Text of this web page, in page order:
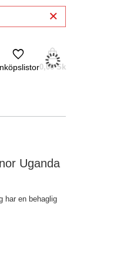
0,00 Sk
Uganda
har en behaglig